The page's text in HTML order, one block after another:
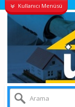
Kullanıcı Menüsü